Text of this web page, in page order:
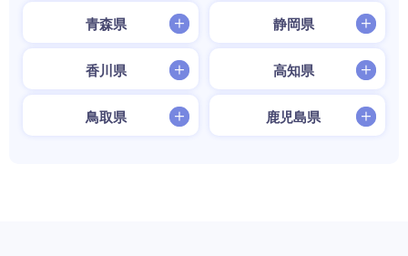
青森県 静岡県
香川県 高知県
鳥取県 鹿児島県